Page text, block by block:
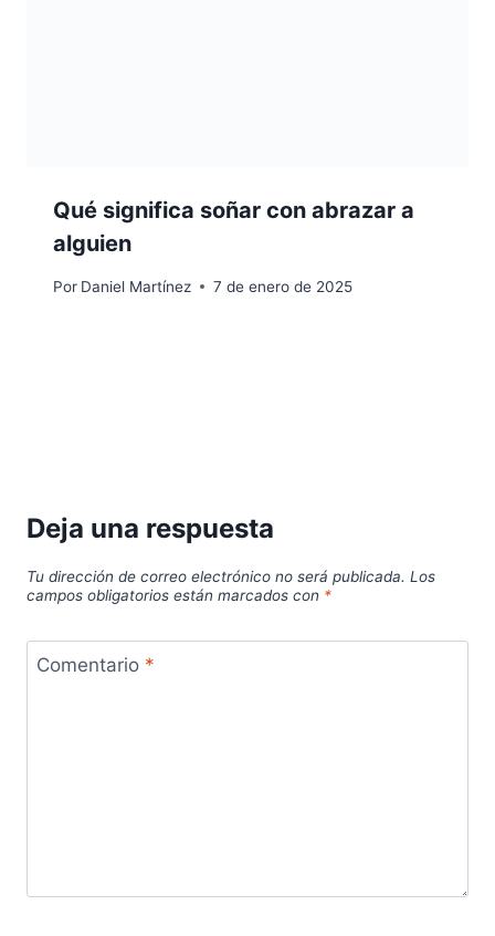
Qué significa soñar con abrazar a
alguien
Por Daniel Martínez 7 de enero de 2025
Deja una respuesta
Tu dirección de correo electrónico no será publicada. Los
campos obligatorios están marcados con *
Comentario *